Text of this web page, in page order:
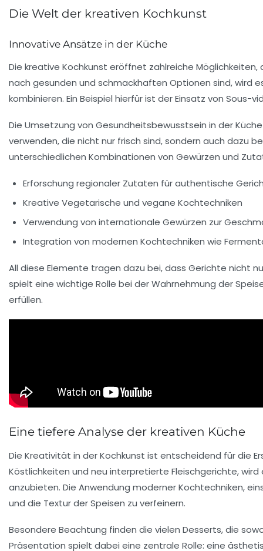
Die Welt der kreativen Kochkunst
Innovative Ansätze in der Küche
Die kreative Kochkunst eröffnet zahlreiche Möglichkeiten,
nach gesunden und schmackhaften Optionen sind, wird
kombinieren. Ein Beispiel hierfür ist der Einsatz von Sous-
Die Umsetzung von Gesundheitsbewusstsein in der
verwenden, die nicht nur frisch sind, sondern auch dazu
unterschiedlichen Kombinationen von Gewürzen und
Erforschung regionaler Zutaten für authentische
Kreative Vegetarische und vegane Kochtechniken
Verwendung von internationale Gewürzen zur
Integration von modernen Kochtechniken wie
All diese Elemente tragen dazu bei, dass Gerichte nicht
spielt eine wichtige Rolle bei der Wahrnehmung der
erfüllen.
Eine tiefere Analyse der kreativen Küche
Die Kreativität in der Kochkunst ist entscheidend für die
Köstlichkeiten und neu interpretierte Fleischgerichte,
anzubieten. Die Anwendung moderner Kochtechniken,
und die Textur der Speisen zu verfeinern.
Besondere Beachtung finden die vielen Desserts, die
Präsentation spielt dabei eine zentrale Rolle: eine